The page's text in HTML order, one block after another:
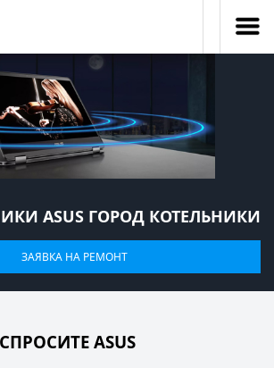
ASUS ГОРОД КОТЕЛЬНИКИ
ЗАЯВКА НА РЕМОНТ
СПРОСИТЕ ASUS